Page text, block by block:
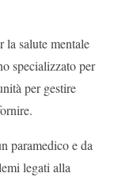
la salute mentale
specializzato per
per gestire
paramedico e da
legati alla